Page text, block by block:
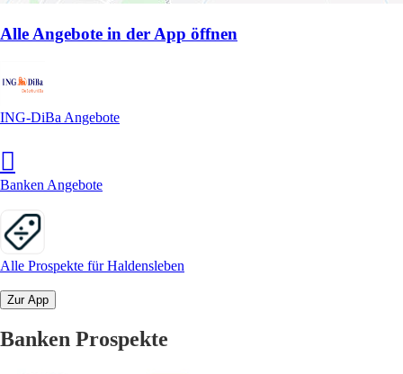
Alle Angebote in der App öffnen
ING-DiBa Angebote
Banken Angebote
Alle Prospekte für Haldensleben
Zur App
Banken Prospekte